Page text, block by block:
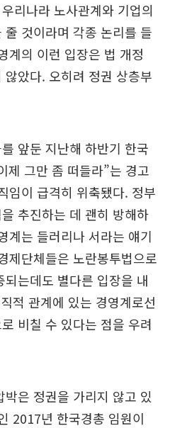
리나라 노사관계와 기업의
것이라며 각종 논리를 들
계의 이런 입장은 법 개정
았다. 오히려 정권 상층부
앞둔 지난해 하반기 한국
제 그만 좀 떠들라”는 경고
임이 급격히 위축됐다. 정부
추진하는 데 괜히 방해하
계는 들러리나 서라는 얘기
제단체들은 노란봉투법으로
는데도 별다른 입장을 내
적 관계에 있는 경영계로선
비칠 수 있다는 점을 우려
은 정권을 가리지 않고 있
2017년 한국경총 임원이